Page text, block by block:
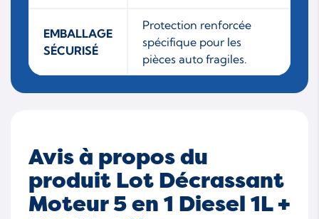
EMBALLAGE
SÉCURISÉ
Protection renforcée
spécifique pour les
pièces auto fragiles.
Avis à propos du
produit Lot Décrassant
Moteur 5 en 1 Diesel 1L +